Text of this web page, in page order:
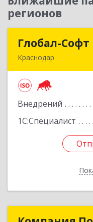
регионов
Глобал-Софт
Краснодар
Внедрений
1С:Специалист